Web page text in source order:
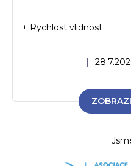
Hodnocení obchodu je 5
|
+ Rychlost vlidnost